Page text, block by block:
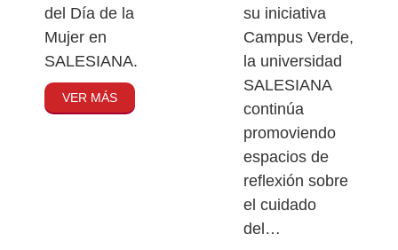
del Día de la
Mujer en
SALESIANA.
VER MÁS
su iniciativa
Campus Verde,
la universidad
SALESIANA
continúa
promoviendo
espacios de
reflexión sobre
el cuidado
del…